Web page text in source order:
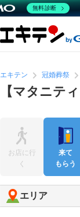
エキテン 冠婚葬祭
【マタニテ
お店に行
く
来て
もらう
エリア
無料診断